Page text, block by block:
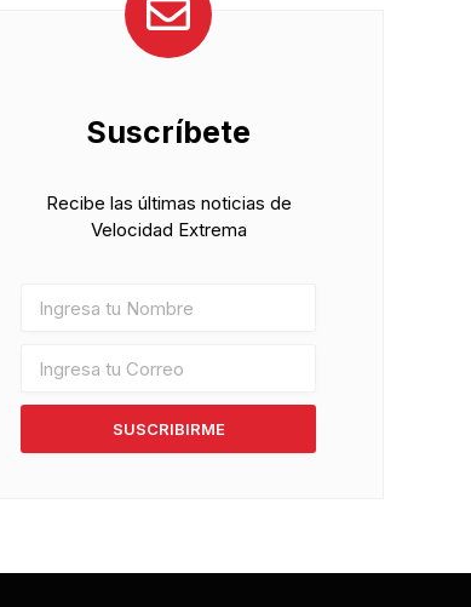
Suscríbete
Recibe las últimas noticias de
Velocidad Extrema
SUSCRIBIRME